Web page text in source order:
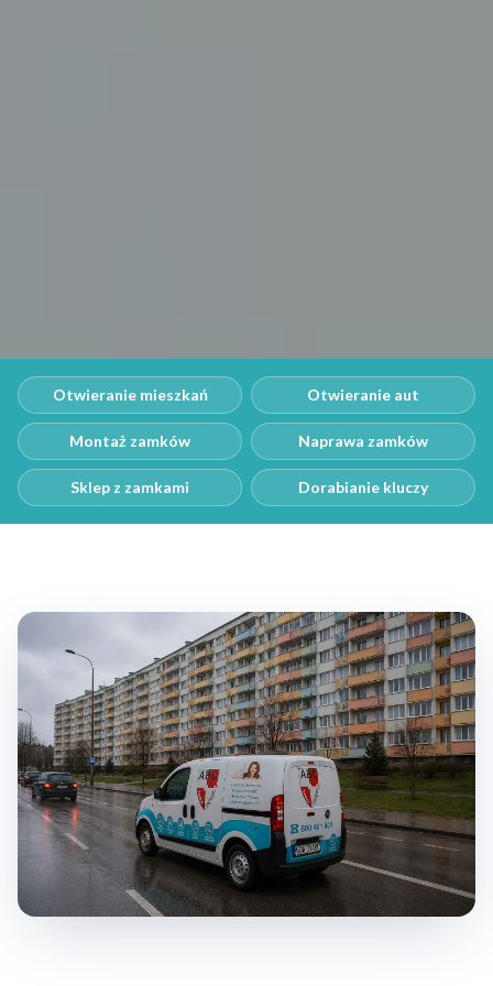
Otwieranie mieszkań Otwieranie aut
Montaż zamków Naprawa zamków
Sklep z zamkami Dorabianie kluczy